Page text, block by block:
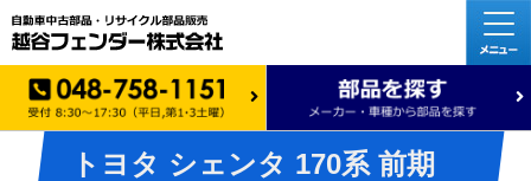
トヨタ シェンタ 170系 前期